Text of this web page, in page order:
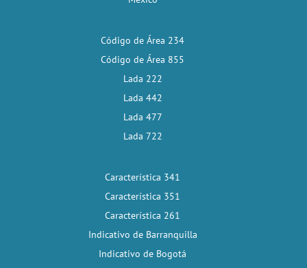
Código de Área 234
Código de Área 855
Lada 222
Lada 442
Lada 477
Lada 722
Característica 341
Característica 351
Característica 261
Indicativo de Barranquilla
Indicativo de Bogotá